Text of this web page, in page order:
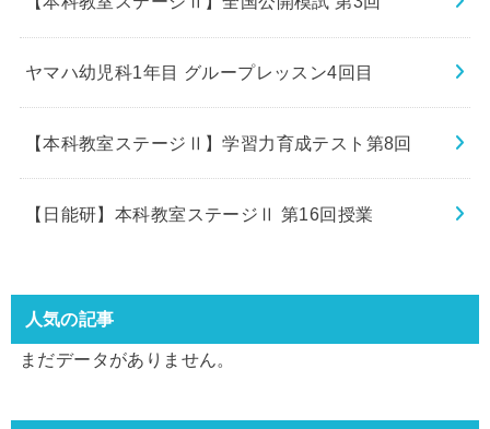
ヤマハ幼児科1年目 グループレッスン4回目
【本科教室ステージⅡ】学習力育成テスト第8回
【日能研】本科教室ステージⅡ 第16回授業
人気の記事
まだデータがありません。